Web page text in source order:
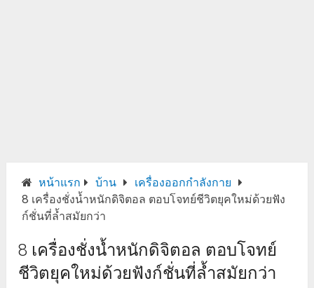
หน้าแรก บ้าน
เครื่องออกกำลังกาย
8 เครื่องชั่งน้ำหนักดิจิตอล ตอบโจทย์ชีวิตยุคใหม่ด้วยฟัง
ก์ชั่นที่ล้ำสมัยกว่า
8 เครื่องชั่งน้ำหนักดิจิตอล ตอบโจทย์
ชีวิตยุคใหม่ด้วยฟังก์ชั่นที่ล้ำสมัยกว่า